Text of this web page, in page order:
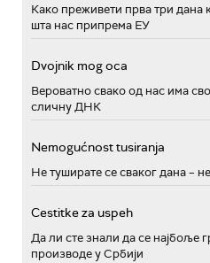
Како преживети прва три дана
шта нас припрема ЕУ
Dvojnik mog oca
Вероватно свако од нас има
сличну ДНК
Nemogućnost tusiranja
Не туширате се сваког дана –
Cestitke za uspeh
Да ли сте знали да се најбоље
производе у Србији